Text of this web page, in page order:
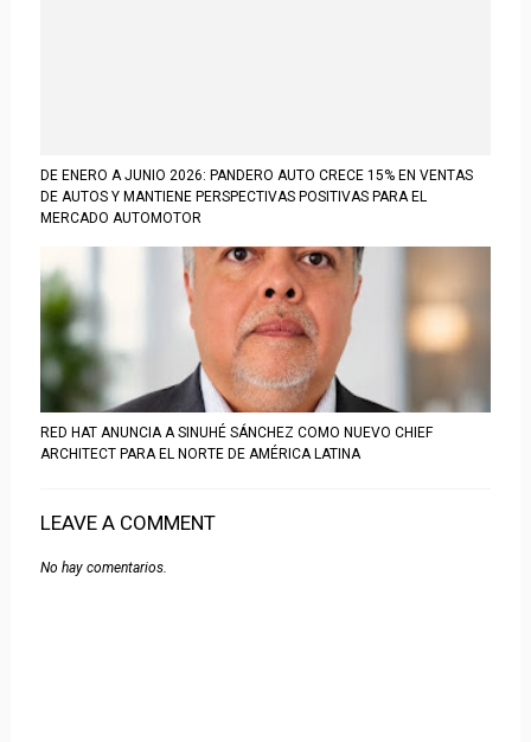
DE ENERO A JUNIO 2026: PANDERO AUTO CRECE 15% EN VENTAS
DE AUTOS Y MANTIENE PERSPECTIVAS POSITIVAS PARA EL
MERCADO AUTOMOTOR
RED HAT ANUNCIA A SINUHÉ SÁNCHEZ COMO NUEVO CHIEF
ARCHITECT PARA EL NORTE DE AMÉRICA LATINA
LEAVE A COMMENT
No hay comentarios.